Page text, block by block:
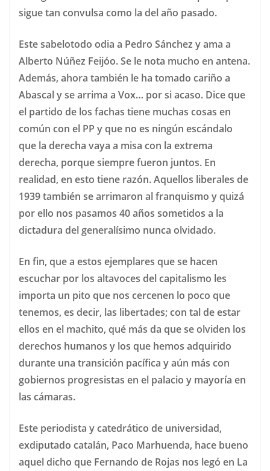
sigue tan convulsa como la del año pasado.
Este sabelotodo odia a Pedro Sánchez y ama a
Alberto Núñez Feijóo. Se le nota mucho en antena.
Además, ahora también le ha tomado cariño a
Abascal y se arrima a Vox… por si acaso. Dice que
el partido de los fachas tiene muchas cosas en
común con el PP y que no es ningún escándalo
que la derecha vaya a misa con la extrema
derecha, porque siempre fueron juntos. En
realidad, en esto tiene razón. Aquellos liberales de
1939 también se arrimaron al franquismo y quizá
por ello nos pasamos 40 años sometidos a la
dictadura del generalísimo nunca olvidado.
En fin, que a estos ejemplares que se hacen
escuchar por los altavoces del capitalismo les
importa un pito que nos cercenen lo poco que
tenemos, es decir, las libertades; con tal de estar
ellos en el machito, qué más da que se olviden los
derechos humanos y los que hemos adquirido
durante una transición pacífica y aún más con
gobiernos progresistas en el palacio y mayoría en
las cámaras.
Este periodista y catedrático de universidad,
exdiputado catalán, Paco Marhuenda, hace bueno
aquel dicho que Fernando de Rojas nos legó en La